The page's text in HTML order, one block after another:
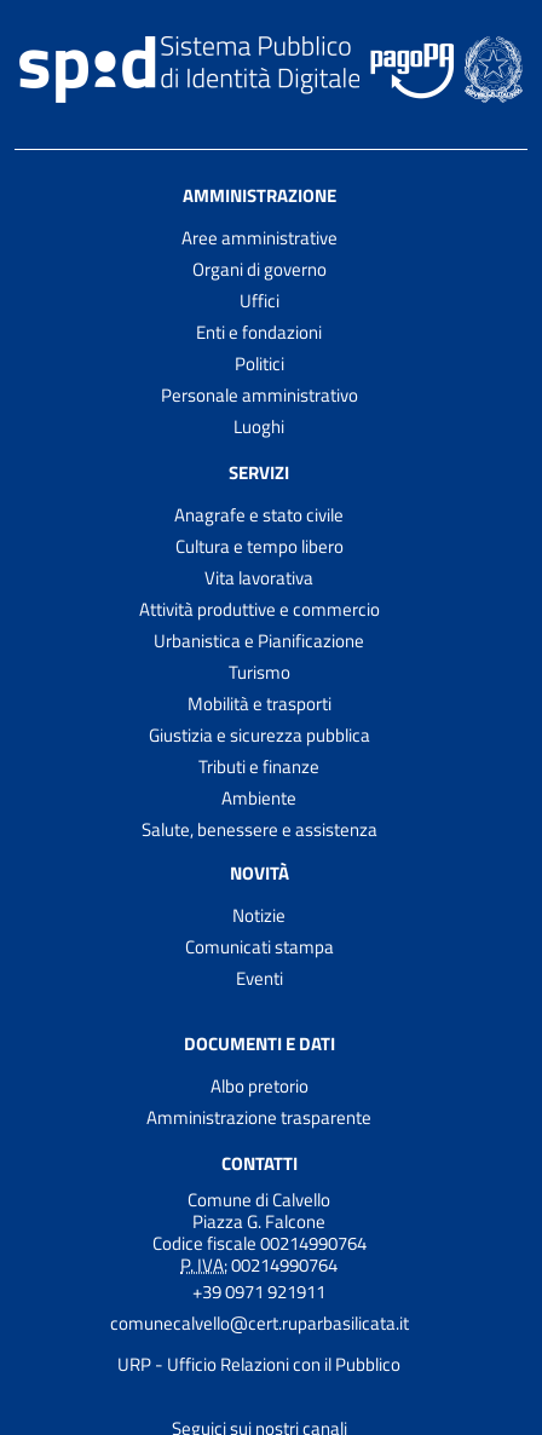
AMMINISTRAZIONE
Aree amministrative
Organi di governo
Uffici
Enti e fondazioni
Politici
Personale amministrativo
Luoghi
SERVIZI
Anagrafe e stato civile
Cultura e tempo libero
Vita lavorativa
Attività produttive e commercio
Urbanistica e Pianificazione
Turismo
Mobilità e trasporti
Giustizia e sicurezza pubblica
Tributi e finanze
Ambiente
Salute, benessere e assistenza
NOVITÀ
Notizie
Comunicati stampa
Eventi
DOCUMENTI E DATI
Albo pretorio
Amministrazione trasparente
CONTATTI
Comune di Calvello
Piazza G. Falcone
Codice fiscale 00214990764
P. IVA:00214990764
+39 0971 921911
comunecalvello@cert.ruparbasilicata.it
URP - Ufficio Relazioni con il Pubblico
Seguici sui nostri canali